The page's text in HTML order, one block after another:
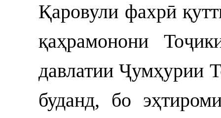
Қаровули фахрӣ
қаҳрамонони
давлатии Ҷумҳурии
буданд, бо